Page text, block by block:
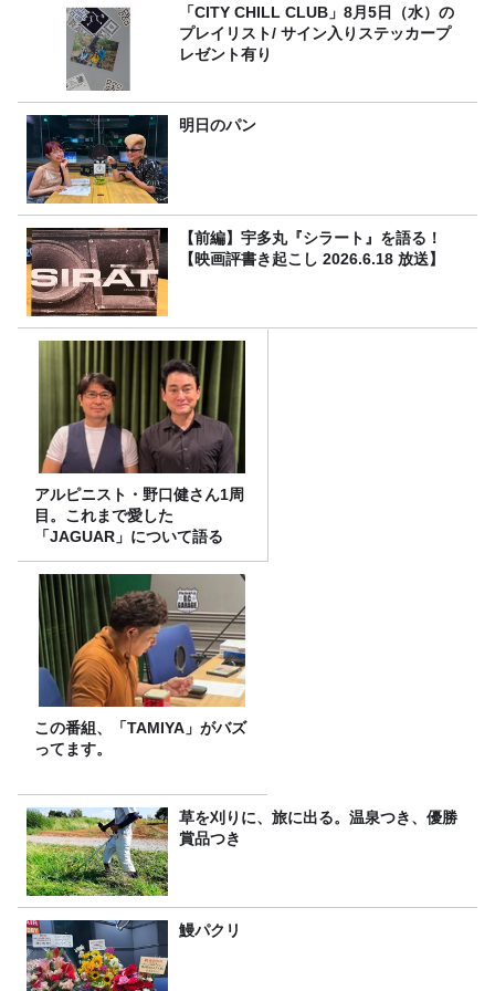
「CITY CHILL CLUB」8月5日（水）の
プレイリスト/ サイン入りステッカープ
レゼント有り
明日のパン
【前編】宇多丸『シラート』を語る！
【映画評書き起こし 2026.6.18 放送】
アルピニスト・野口健さん1周
目。これまで愛した
「JAGUAR」について語る
この番組、「TAMIYA」がバズ
ってます。
草を刈りに、旅に出る。温泉つき、優勝
賞品つき
鰻パクリ